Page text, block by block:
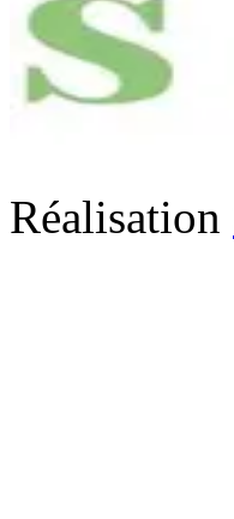
Réalisation